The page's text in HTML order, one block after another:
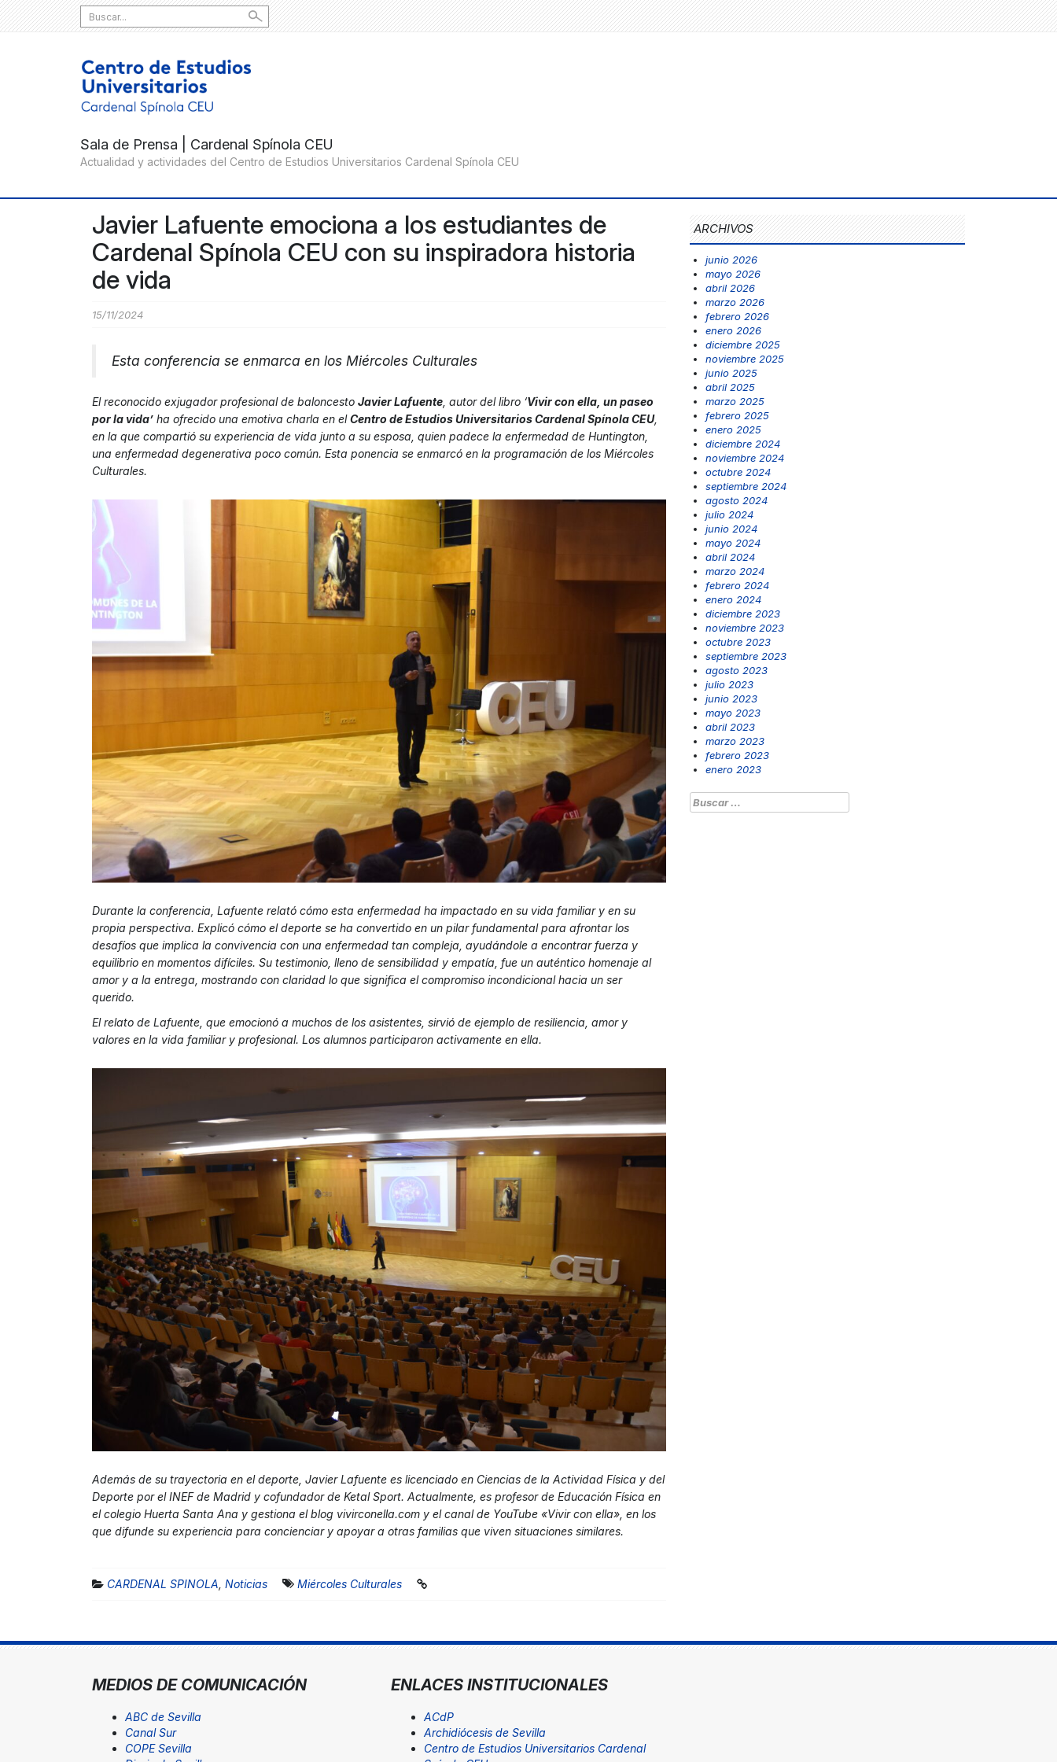
Search
for:
Javier Lafuente emociona a los estudiantes de
Cardenal Spínola CEU con su inspiradora historia
de vida
15/11/2024
Esta conferencia se enmarca en los Miércoles Culturales
El reconocido exjugador profesional de baloncesto Javier Lafuente , autor del libro ‘Vivir con ella, un paseo
por la vida’ ha ofrecido una emotiva charla en elCentro de Estudios Universitarios Cardenal Spínola CEU,
en la que compartió su experiencia de vida junto a su esposa, quien padece la enfermedad de Huntington,
una enfermedad degenerativa poco común. Esta ponencia se enmarcó en la programación de los Miércoles
Culturales.
Durante la conferencia, Lafuente relató cómo esta enfermedad ha impactado en su vida familiar y en su
propia perspectiva. Explicó cómo el deporte se ha convertido en un pilar fundamental para afrontar los
desafíos que implica la convivencia con una enfermedad tan compleja, ayudándole a encontrar fuerza y
equilibrio en momentos difíciles. Su testimonio, lleno de sensibilidad y empatía, fue un auténtico homenaje al
amor y a la entrega, mostrando con claridad lo que significa el compromiso incondicional hacia un ser
querido.
El relato de Lafuente, que emocionó a muchos de los asistentes, sirvió de ejemplo de resiliencia, amor y
valores en la vida familiar y profesional. Los alumnos participaron activamente en ella.
Además de su trayectoria en el deporte, Javier Lafuente es licenciado en Ciencias de la Actividad Física y del
Deporte por el INEF de Madrid y cofundador de Ketal Sport. Actualmente, es profesor de Educación Física en
el colegio Huerta Santa Ana y gestiona el blog vivirconella.com y el canal de YouTube «Vivir con ella», en los
que difunde su experiencia para concienciar y apoyar a otras familias que viven situaciones similares.
CARDENAL SPINOLA Noticias Miércoles Culturales
ARCHIVOS
junio 2026
mayo 2026
abril 2026
marzo 2026
febrero 2026
enero 2026
diciembre 2025
noviembre 2025
junio 2025
abril 2025
marzo 2025
febrero 2025
enero 2025
diciembre 2024
noviembre 2024
octubre 2024
septiembre 2024
agosto 2024
julio 2024
junio 2024
mayo 2024
abril 2024
marzo 2024
febrero 2024
enero 2024
diciembre 2023
noviembre 2023
octubre 2023
septiembre 2023
agosto 2023
julio 2023
junio 2023
mayo 2023
abril 2023
marzo 2023
febrero 2023
enero 2023
Buscar:
MEDIOS DE COMUNICACIÓN
ABC de Sevilla
Canal Sur
COPE Sevilla
ENLACES INSTITUCIONALES
ACdP
Archidiócesis de Sevilla
Centro de Estudios Universitarios Cardenal